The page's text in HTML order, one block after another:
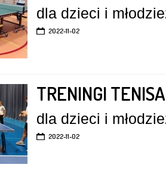
dla dzieci i
2022-11-02
TRENINGI
dla dzieci i
2022-11-02